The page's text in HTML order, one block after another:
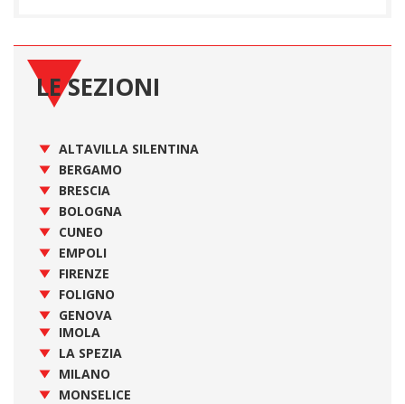
LE SEZIONI
ALTAVILLA SILENTINA
BERGAMO
BRESCIA
BOLOGNA
CUNEO
EMPOLI
FIRENZE
FOLIGNO
GENOVA
IMOLA
LA SPEZIA
MILANO
MONSELICE